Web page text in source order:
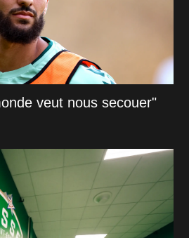
veut nous secouer"